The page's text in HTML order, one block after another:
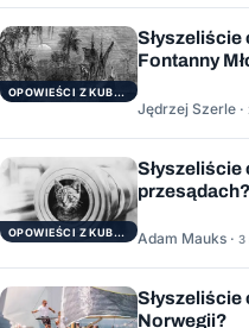
OPOWIEŚCI Z KUBRYKU
Fontanny
Jędrzej Szerle ·
OPOWIEŚCI Z KUBRYKU
przesądach?
Adam Mauks · 3
Norwegii?